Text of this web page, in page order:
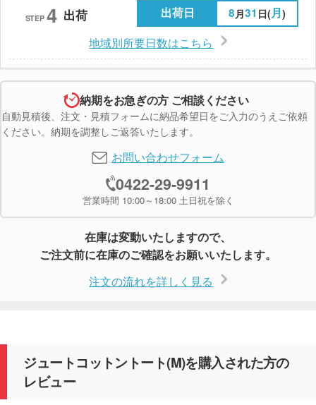
STEP 4 出荷 出荷日 8 月31 日(月)
地域別所要日数はこちら
納期をお急ぎの方 ご相談ください
自動見積後、注文・見積フォームに納品希望日をご入力のうえご依頼
ください。納期を調整しご返答いたします。
お問い合わせフォーム
0422-29-9911
営業時間 10:00～18:00 土日祝を除く
在庫は変動いたしますので、
ご注文前に在庫のご確認をお願いいたします。
注文の流れを詳しく見る
ジュートコットントート(M)を購入された方の
レビュー